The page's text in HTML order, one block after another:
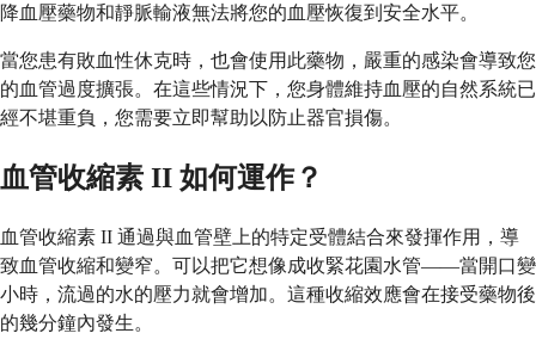
降血壓藥物和靜脈輸液無法將您的血壓恢復到安全水平。
當您患有敗血性休克時，也會使用此藥物，嚴重的感染會導致您
的血管過度擴張。在這些情況下，您身體維持血壓的自然系統已
經不堪重負，您需要立即幫助以防止器官損傷。
血管收縮素 II 如何運作？
血管收縮素 II 通過與血管壁上的特定受體結合來發揮作用，導
致血管收縮和變窄。可以把它想像成收緊花園水管——當開口變
小時，流過的水的壓力就會增加。這種收縮效應會在接受藥物後
的幾分鐘內發生。